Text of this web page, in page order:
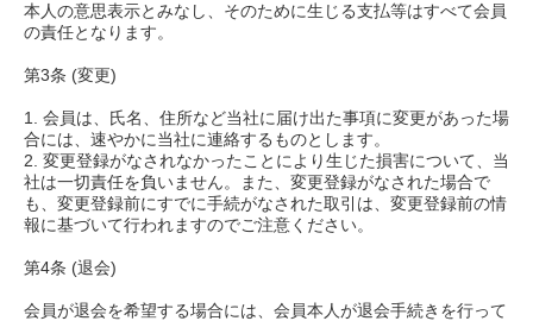
本人の意思表示とみなし、そのために生じる支払等はすべて会員
の責任となります。
第3条 (変更)
1. 会員は、氏名、住所など当社に届け出た事項に変更があった場
合には、速やかに当社に連絡するものとします。
2. 変更登録がなされなかったことにより生じた損害について、当
社は一切責任を負いません。また、変更登録がなされた場合で
も、変更登録前にすでに手続がなされた取引は、変更登録前の情
報に基づいて行われますのでご注意ください。
第4条 (退会)
会員が退会を希望する場合には、会員本人が退会手続きを行って